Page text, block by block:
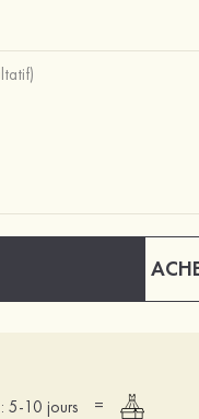
5-10 jours
=